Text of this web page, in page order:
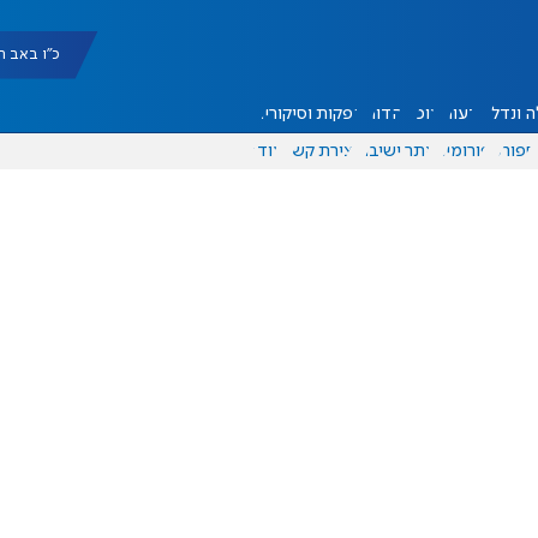
כ"ו באב
ונדל"ן דעות אוכל יהדות הפקות וסיקורים
ספורט פורומים אתר ישיבה יצירת קשר עוד